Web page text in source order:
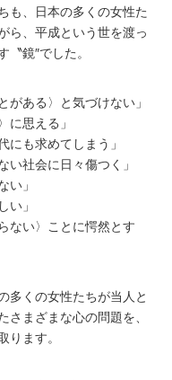
も、日本の多くの女性た
ら、平成という世を渡っ
鏡″でした。
ある〉と気づけない」
思える」
も求めてしまう」
社会に日々傷つく」
」
」
い〉ことに愕然とす
多くの女性たちが当人と
さまざまな心の問題を、
ります。